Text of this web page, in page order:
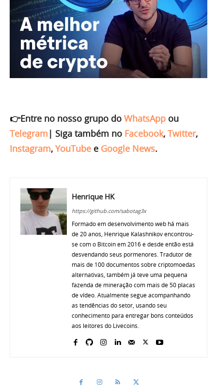
👉Entre no nosso grupo do WhatsApp ou
Telegram | Siga também no Facebook, Twitter,
Instagram, YouTube e Google News.
Henrique HK
https://github.com/sabotag3x
Formado em desenvolvimento web há mais
de 20 anos, Henrique Kalashnikov encontrou-
se com o Bitcoin em 2016 e desde então está
desvendando seus pormenores. Tradutor de
mais de 100 documentos sobre criptomoedas
alternativas, também já teve uma pequena
fazenda de mineração com mais de 50 placas
de vídeo. Atualmente segue acompanhando
as tendências do setor, usando seu
conhecimento para entregar bons conteúdos
aos leitores do Livecoins.